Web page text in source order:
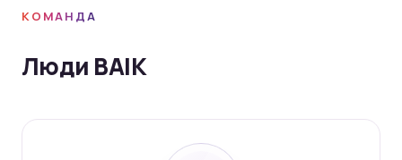
КОМАНДА
Люди BAIK